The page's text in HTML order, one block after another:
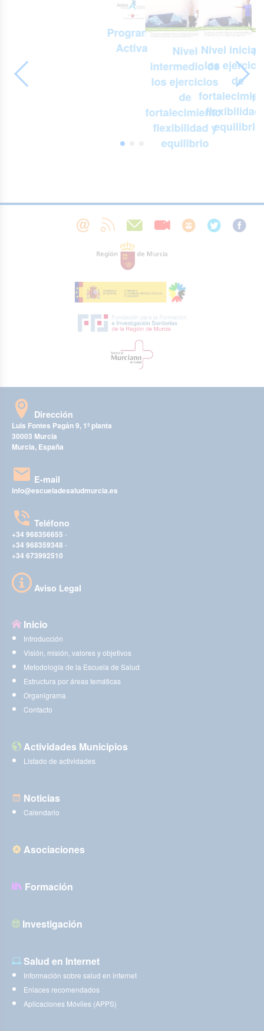
Programa
Activa
Nivel
intermedio de
los ejercicios
de
fortalecimiento,
flexibilidad y
equilibrio
Nivel inicial
los
de
flexibilidad
equilibrio
Dirección
Luis Fontes Pagán 9, 1ª planta
30003 Murcia
Murcia, España
E-mail
info@escueladesaludmurcia.es
Teléfono
+34 968356655 -
+34 968359348 -
+34 673992510
Aviso Legal
Inicio
Introducción
Visión, misión, valores y objetivos
Metodología de la Escuela de Salud
Estructura por áreas temáticas
Organigrama
Contacto
Actividades Municipios
Listado de actividades
Noticias
Calendario
Asociaciones
Formación
Investigación
Salud en Internet
Información sobre salud en internet
Enlaces recomendados
Aplicaciones Móviles (APPS)